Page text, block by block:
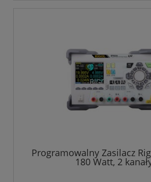
Programowalny Zasilacz
180 Watt, 2